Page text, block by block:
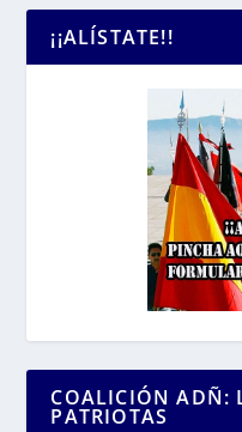
¡¡ALÍSTATE!!
COALICIÓN ADÑ:
PATRIOTAS